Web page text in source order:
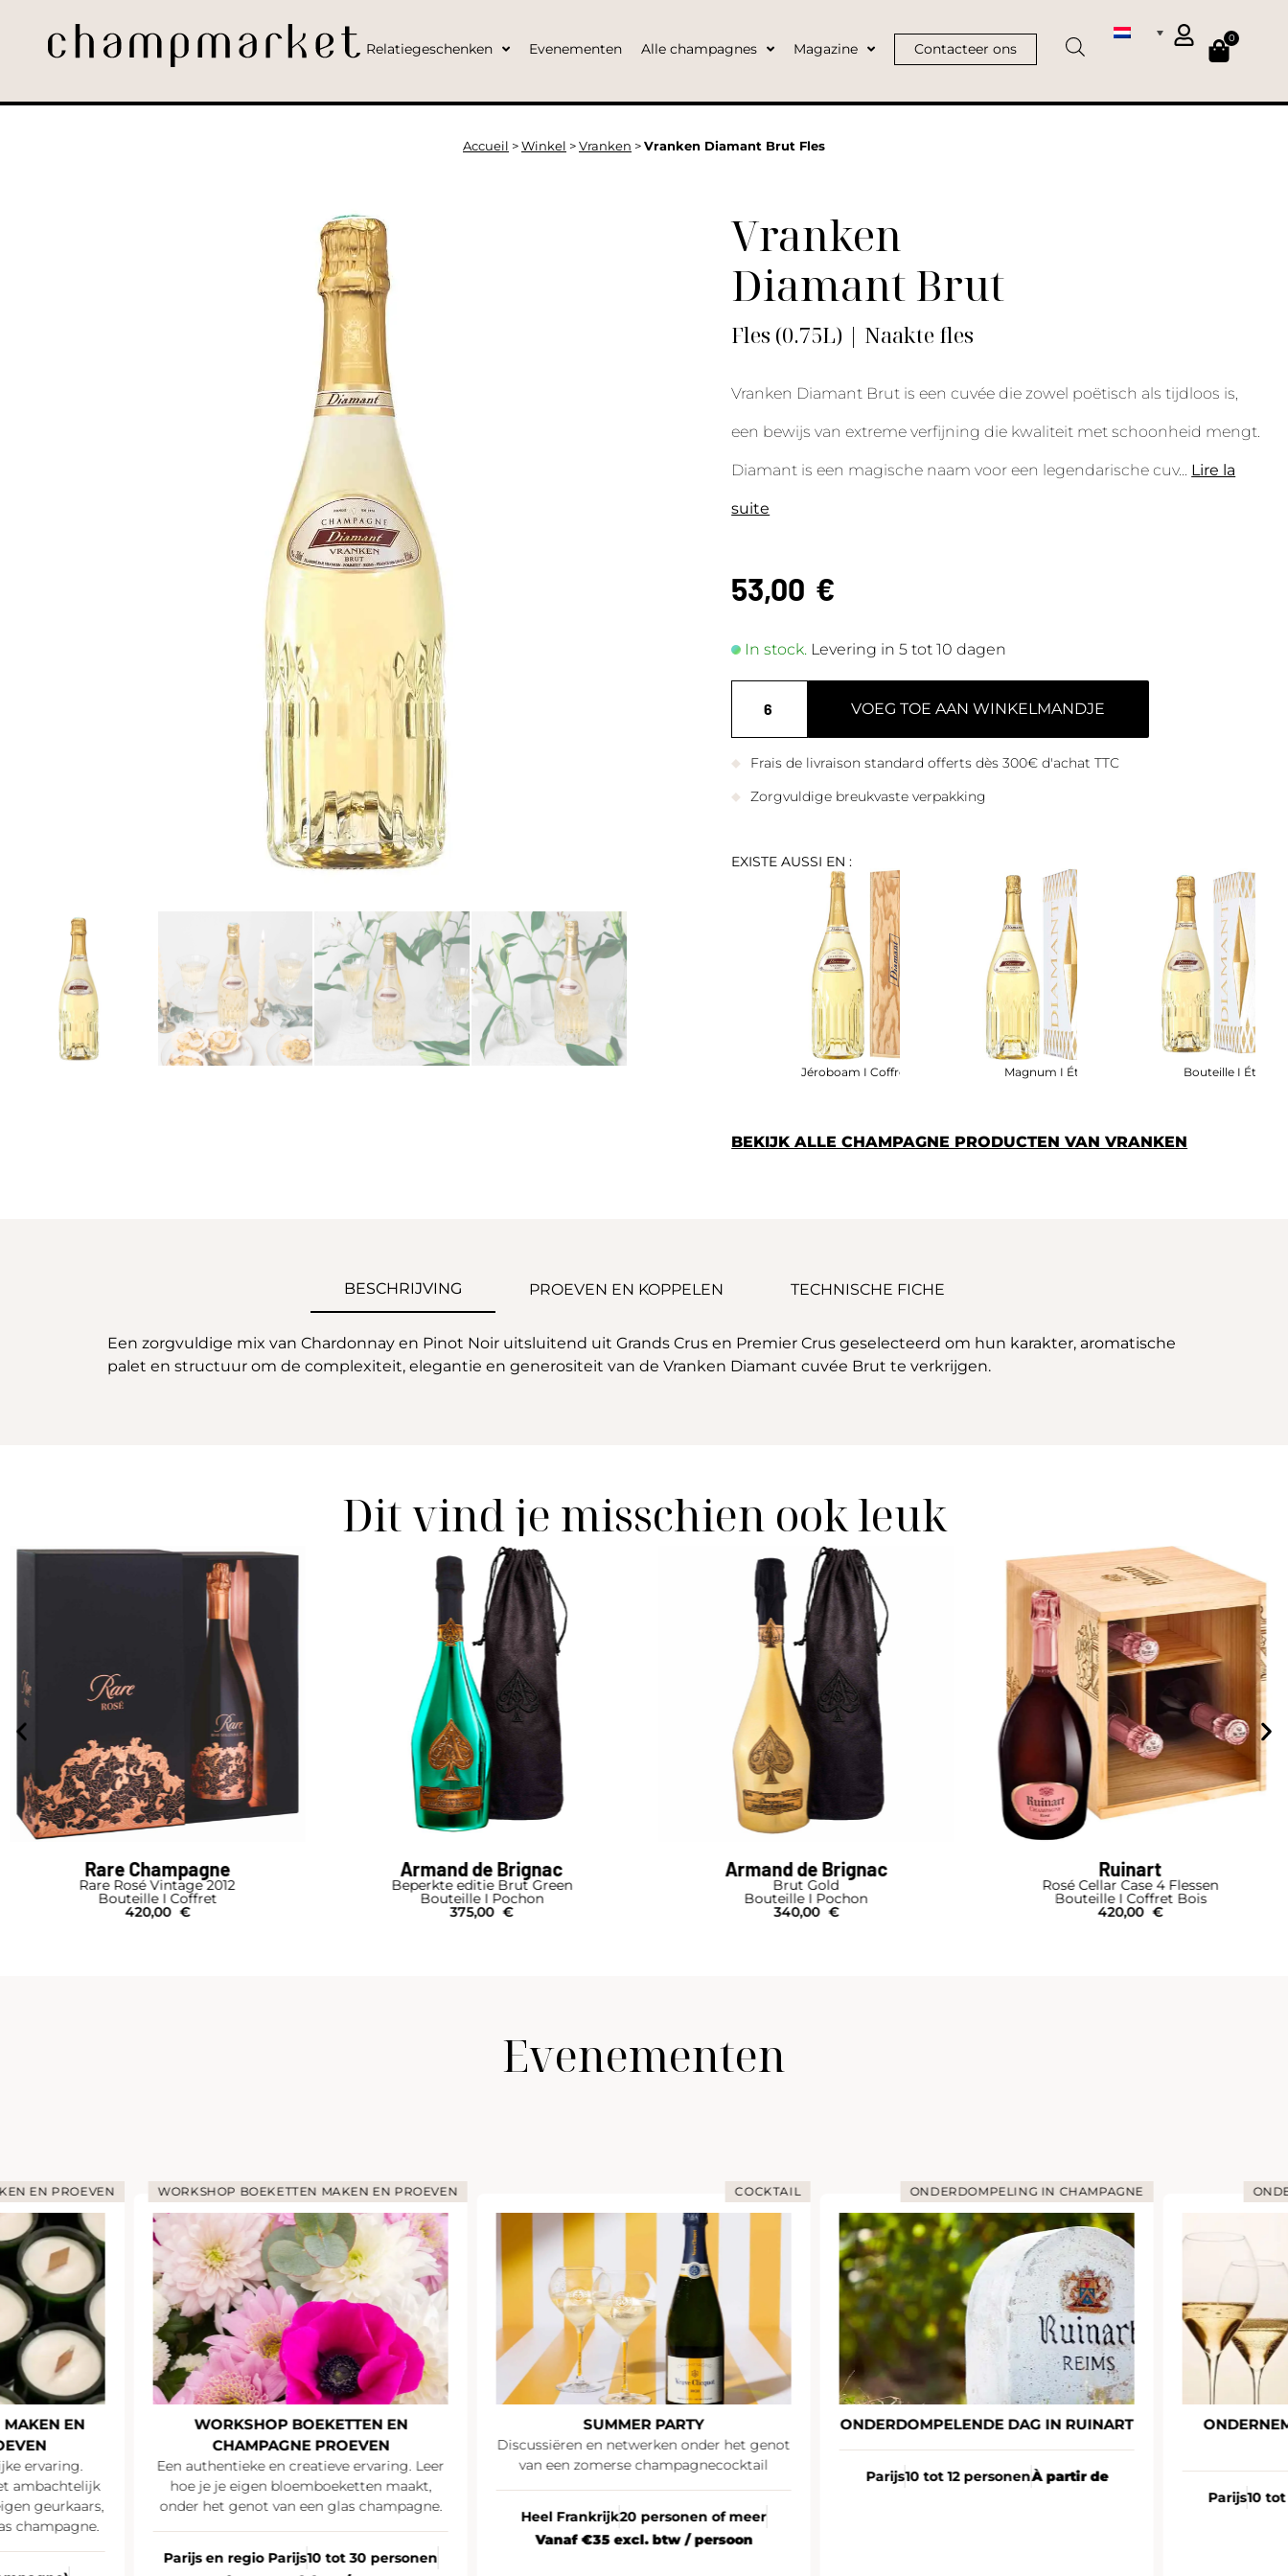
Relatiegeschenken Evenementen Alle champagnes Magazine Contacteer ons
0
Accueil > Winkel > Vranken > Vranken Diamant Brut Fles
Vranken
Diamant Brut
Fles (0.75L) | Naakte fles
Vranken Diamant Brut is een cuvée die zowel poëtisch als tijdloos is,
een bewijs van extreme verfijning die kwaliteit met schoonheid mengt.
Diamant is een magische naam voor een legendarische cuv... Lire la
suite
53,00 €
In stock. Levering in 5 tot 10 dagen
VOEG TOE AAN WINKELMANDJE
Frais de livraison standard offerts dès 300€ d'achat TTC
Zorgvuldige breukvaste verpakking
EXISTE AUSSI EN :
Jéroboam I Coffret Bois Magnum I Étui Bouteille I Étui
BEKIJK ALLE CHAMPAGNE PRODUCTEN VAN VRANKEN
BESCHRIJVING PROEVEN EN KOPPELEN TECHNISCHE FICHE
Een zorgvuldige mix van Chardonnay en Pinot Noir uitsluitend uit Grands Crus en Premier Crus geselecteerd om hun karakter, aromatische
palet en structuur om de complexiteit, elegantie en generositeit van de Vranken Diamant cuvée Brut te verkrijgen.
Dit vind je misschien ook leuk
Rare Champagne
Rare Rosé Vintage 2012
Bouteille I Coffret
420,00 €
Armand de Brignac
Beperkte editie Brut Green
Bouteille I Pochon
375,00 €
Armand de Brignac
Brut Gold
Bouteille I Pochon
340,00 €
Ruinart
Rosé Cellar Case 4 Flessen
Bouteille I Coffret Bois
420,00 €
Evenementen
EN PROEVEN
EN
ervaring.
ambachtelijk
geurkaars,
champagne.
WORKSHOP BOEKETTEN MAKEN EN PROEVEN
WORKSHOP BOEKETTEN EN
CHAMPAGNE PROEVEN
Een authentieke en creatieve ervaring. Leer
hoe je je eigen bloemboeketten maakt,
onder het genot van een glas champagne.
Parijs en regio Parijs10 tot 30 personen
COCKTAIL
SUMMER PARTY
Discussiëren en netwerken onder het genot
van een zomerse champagnecocktail
Heel Frankrijk20 personen of meer
Vanaf €35 excl. btw / persoon
ONDERDOMPELING IN CHAMPAGNE
ONDERDOMPELENDE DAG IN RUINART
Parijs10 tot 12 personenÀ partir de
Parijs10